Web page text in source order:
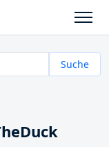
Suche